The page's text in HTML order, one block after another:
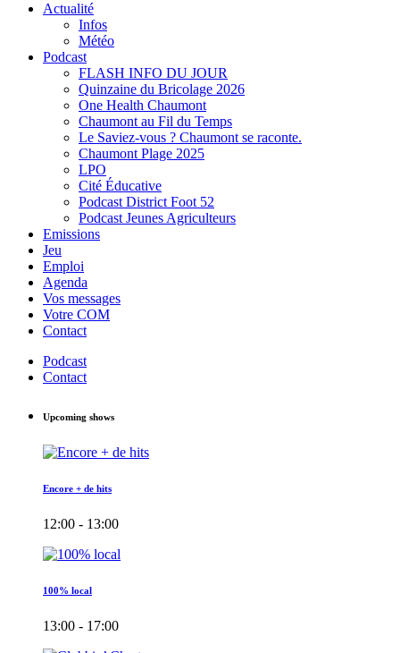
Actualité
Infos
Météo
Podcast
FLASH INFO DU JOUR
Quinzaine du Bricolage 2026
One Health Chaumont
Chaumont au Fil du Temps
Le Saviez-vous ? Chaumont se raconte.
Chaumont Plage 2025
LPO
Cité Éducative
Podcast District Foot 52
Podcast Jeunes Agriculteurs
Emissions
Jeu
Emploi
Agenda
Vos messages
Votre COM
Contact
Podcast
Contact
Upcoming shows
Encore + de hits
12:00 - 13:00
100% local
13:00 - 17:00